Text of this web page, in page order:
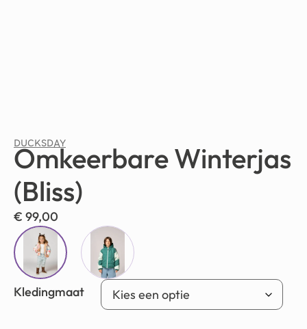
DUCKSDAY
Omkeerbare Winterjas
(Bliss)
€ 99,00
Kledingmaat